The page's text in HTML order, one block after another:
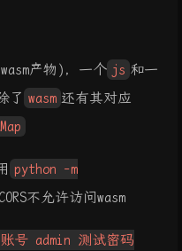
产物)，一个 js 和一
了 wasm 还有其对应
python -m
不允许访问wasm
号 admin 测试密码